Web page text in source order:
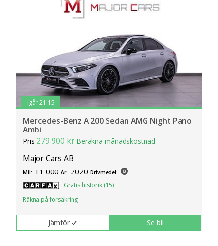
igår 21:15
Mercedes-Benz A 200 Sedan AMG Night Pano
Ambi..
Pris 279 900 kr Beräkna månadskostnad
Major Cars AB
Mil: 11 000 År: 2020 Drivmedel:
Gratis historik (15)
Räkna på försäkring
Jämför Se bil